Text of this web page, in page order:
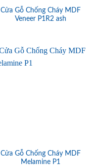
Cửa Gỗ Chống Cháy MDF
Veneer P1R2 ash
Cửa Gỗ Chống Cháy MDF
Melamine P1